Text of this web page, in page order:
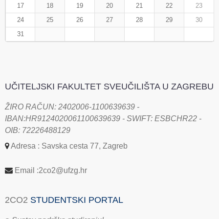
17
18 19 20 21 22
23
24
25 26 27 28 29
30
31
UČITELJSKI FAKULTET SVEUČILIŠTA U ZAGREBU
ŽIRO RAČUN: 2402006-1100639639 -
IBAN:HR9124020061100639639 - SWIFT: ESBCHR22 -
OIB: 72226488129
Adresa : Savska cesta 77, Zagreb
Email :2co2@ufzg.hr
2CO2 STUDENTSKI PORTAL